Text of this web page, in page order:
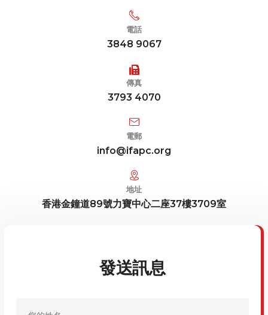
電話
3848 9067
傳真
3793 4070
電郵
info@ifapc.org
地址
香港金鐘道89號力寶中心二座37樓3709室
發送訊息